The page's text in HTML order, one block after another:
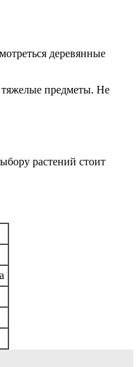
деревянные
тяжелые предметы. Не
растений стоит